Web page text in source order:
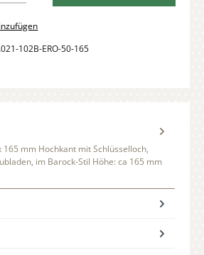
102B-ERO-50-165
165 mm Hochkant mit Schlüsselloch,
im Barock-Stil Höhe: ca 165 mm